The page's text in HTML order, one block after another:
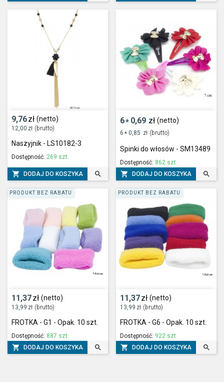
9,76zł (netto)
12,00 zł (brutto)
Naszyjnik - LS10182-3
Dostępność: 269 szt.
 DODAJ DO KOSZYKA 
6* 0,69 zł (netto)
6 * 0,85 zł (brutto)
Spinki do włosów - SM13489
Dostępność: 862 szt.
 DODAJ DO KOSZYKA 
11,37zł (netto)
13,99 zł (brutto)
FROTKA - G1 - Opak. 10 szt.
Dostępność: 887 szt.
 DODAJ DO KOSZYKA 
PRODUKT BEZ RABATU
11,37zł (netto)
13,99 zł (brutto)
FROTKA - G6 - Opak. 10 szt.
Dostępność: 922 szt.
 DODAJ DO KOSZYKA 
PRODUKT BEZ RABATU